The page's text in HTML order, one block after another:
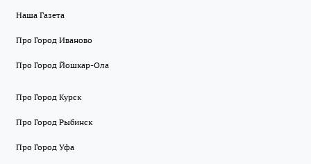
Наша Газета
Про Город Иваново
Про Город Йошкар-Ола
Про Город Курск
Про Город Рыбинск
Про Город Уфа